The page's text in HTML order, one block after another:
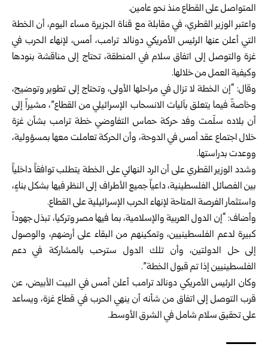
المتواصل على القطاع منذ نحو عامين.
واعتبر الوزير القطري، في مقابلة مع قناة الجزيرة مساء اليوم، أن الخطة
التي أعلن عنها الرئيس الأمريكي دونالد ترامب، أمس، لإنهاء الحرب في
غزة والتوصل إلى اتفاق سلام في المنطقة، تحتاج إلى مناقشة بنودها
وكيفية العمل من خلالها.
وقال: “إن الخطة لا تزال في مراحلها الأولى، وتحتاج إلى تطوير وتوضيح،
وخاصةً فيما يتعلق بآليات الانسحاب الإسرائيلي من القطاع”، مشيراً إلى
أن بلاده سلّمت وفد حركة حماس التفاوضي خطة ترامب بشأن غزة
خلال اجتماع عقد أمس في الدوحة، وأن الحركة تعاملت معها بمسؤولية،
ووعدت بدراستها.
وشدد الوزير القطري على أن الرد النهائي على الخطة يتطلب توافقاً داخلياً
بين الفصائل الفلسطينية، داعياً جميع الأطراف إلى النظر فيها بشكل بناءٍ،
واستثمار الفرصة المتاحة لإنهاء الحرب الإسرائيلية على القطاع.
وأضاف: “إن الدول العربية والإسلامية، بما فيها مصر وتركيا، تبذل جهوداً
كبيرة لدعم الفلسطينيين، وتمكينهم من البقاء على أرضهم، والوصول
إلى حل الدولتين، وأن تلك الدول سترحب بالمشاركة في دعم
الفلسطينيين إذا تم قبول الخطة”.
وكان الرئيس الأمريكي دونالد ترامب أعلن أمس في البيت الأبيض، عن
قرب التوصل إلى اتفاق من شأنه أن ينهي الحرب في قطاع غزة، ويساعد
على تحقيق سلام شامل في الشرق الأوسط.